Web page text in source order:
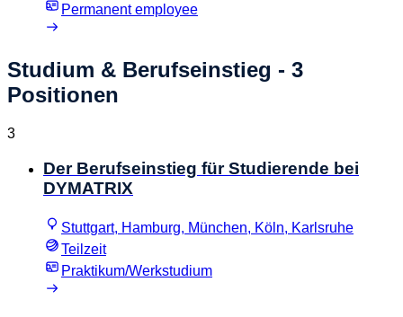
Permanent employee
Studium & Berufseinstieg - 3
Positionen
3
Der Berufseinstieg für Studierende bei
DYMATRIX
Stuttgart, Hamburg, München, Köln, Karlsruhe
Teilzeit
Praktikum/Werkstudium